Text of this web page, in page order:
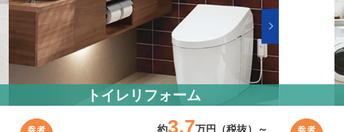
トイレリフォーム
3.7